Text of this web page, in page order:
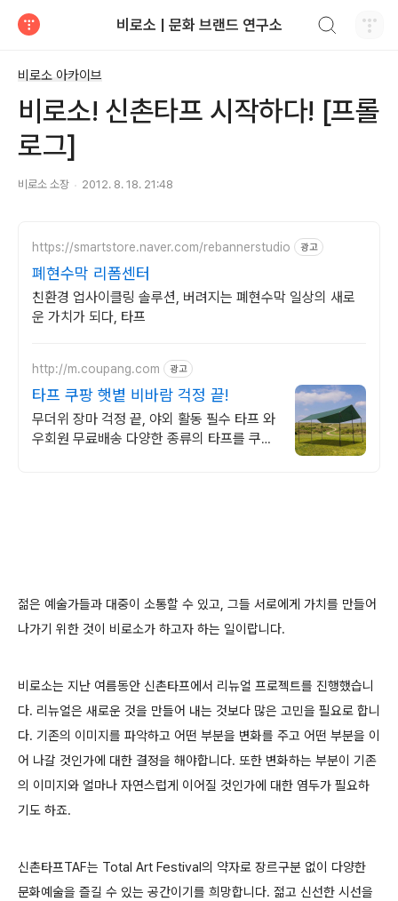
비로소 | 문화 브랜드 연구소
비로소 아카이브
비로소! 신촌타프 시작하다! [프롤
로그]
비로소 소장 2012. 8. 18. 21:48
https://smartstore.naver.com/rebannerstudio 광고
폐현수막 리폼센터
친환경 업사이클링 솔루션, 버려지는 폐현수막 일상의 새로
운 가치가 되다, 타프
http://m.coupang.com 광고
타프 쿠팡 햇볕 비바람 걱정 끝!
무더위 장마 걱정 끝, 야외 활동 필수 타프 와
우회원 무료배송 다양한 종류의 타프를 쿠팡
젊은 예술가들과 대중이 소통할 수 있고, 그들 서로에게 가치를 만들어
나가기 위한 것이 비로소가 하고자 하는 일이랍니다.
비로소는 지난 여름동안 신촌타프에서 리뉴얼 프로젝트를 진행했습니
다. 리뉴얼은 새로운 것을 만들어 내는 것보다 많은 고민을 필요로 합니
다. 기존의 이미지를 파악하고 어떤 부분을 변화를 주고 어떤 부분을 이
어 나갈 것인가에 대한 결정을 해야합니다. 또한 변화하는 부분이 기존
의 이미지와 얼마나 자연스럽게 이어질 것인가에 대한 염두가 필요하
기도 하죠.
신촌타프TAF는 Total Art Festival의 약자로 장르구분 없이 다양한
문화예술을 즐길 수 있는 공간이기를 희망합니다. 젊고 신선한 시선을